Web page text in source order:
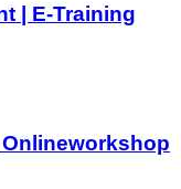
| E-Training